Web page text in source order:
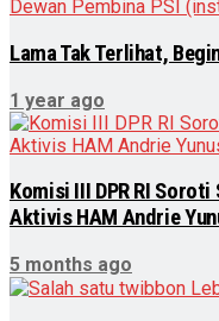
Lama Tak Terlihat,
1 year ago
Komisi III DPR RI
Aktivis HAM Andrie
5 months ago